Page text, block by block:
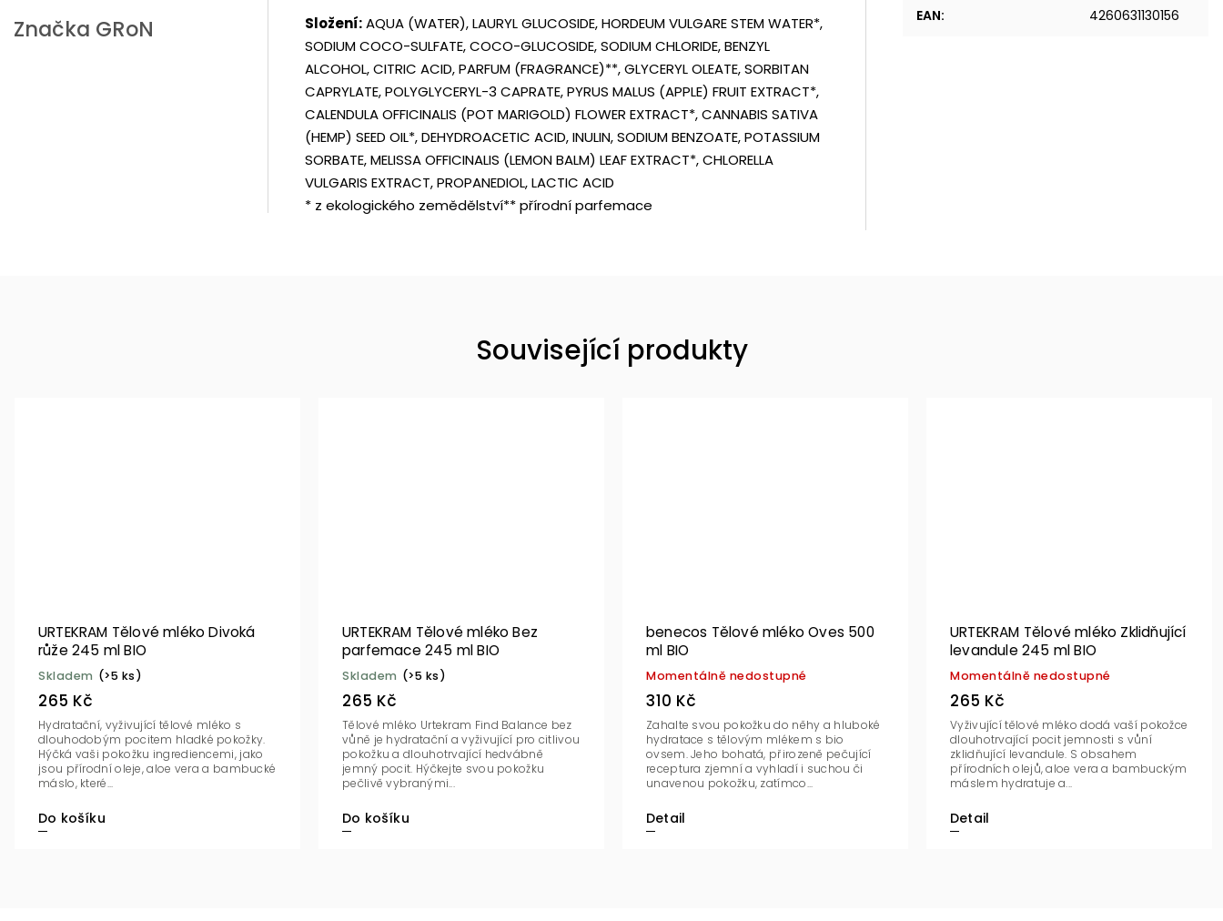
Značka GRoN Složení:AQUA (WATER), LAURYL GLUCOSIDE, HORDEUM VULGARE STEM WATER*,
SODIUM COCO-SULFATE, COCO-GLUCOSIDE, SODIUM CHLORIDE, BENZYL
ALCOHOL, CITRIC ACID, PARFUM (FRAGRANCE)**, GLYCERYL OLEATE, SORBITAN
CAPRYLATE, POLYGLYCERYL-3 CAPRATE, PYRUS MALUS (APPLE) FRUIT EXTRACT*,
CALENDULA OFFICINALIS (POT MARIGOLD) FLOWER EXTRACT*, CANNABIS SATIVA
(HEMP) SEED OIL*, DEHYDROACETIC ACID, INULIN, SODIUM BENZOATE, POTASSIUM
SORBATE, MELISSA OFFICINALIS (LEMON BALM) LEAF EXTRACT*, CHLORELLA
VULGARIS EXTRACT, PROPANEDIOL, LACTIC ACID
* z ekologického zemědělství** přírodní parfemace
EAN: 4260631130156
Související produkty
URTEKRAM Tělové mléko Divoká
růže 245 ml BIO
Skladem (>5 ks)
265 Kč
Do košíku
Hydratační, vyživující tělové mléko s
dlouhodobým pocitem hladké pokožky.
Hýčká vaši pokožku ingrediencemi, jako
jsou přírodní oleje, aloe vera a bambucké
máslo, které...
URTEKRAM Tělové mléko Bez
parfemace 245 ml BIO
Skladem (>5 ks)
265 Kč
Do košíku
Tělové mléko Urtekram Find Balance bez
vůně je hydratační a vyživující pro citlivou
pokožku a dlouhotrvající hedvábně
jemný pocit. Hýčkejte svou pokožku
pečlivě vybranými...
benecos Tělové mléko Oves 500
ml BIO
Momentálně nedostupné
310 Kč
Detail
Zahalte svou pokožku do něhy a hluboké
hydratace s tělovým mlékem s bio
ovsem. Jeho bohatá, přirozeně pečující
receptura zjemní a vyhladí i suchou či
unavenou pokožku, zatímco...
URTEKRAM Tělové mléko Zklidňující
levandule 245 ml BIO
Momentálně nedostupné
265 Kč
Detail
Vyživující tělové mléko dodá vaší pokožce
dlouhotrvající pocit jemnosti s vůní
zklidňující levandule. S obsahem
přírodních olejů, aloe vera a bambuckým
máslem hydratuje a...